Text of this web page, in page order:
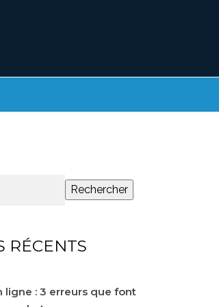
Rechercher
RÉCENTS
ligne : 3 erreurs que font